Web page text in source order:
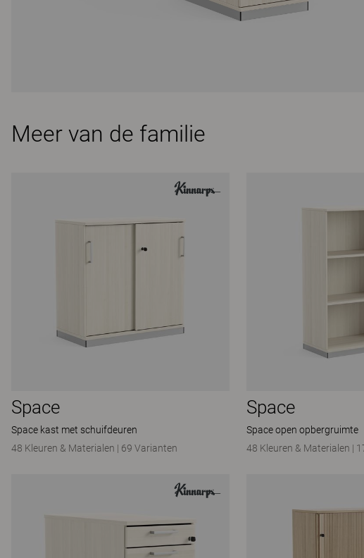
Meer van de familie
Space
Space kast met schuifdeuren
48 Kleuren & Materialen | 69 Varianten
Space
Space open opbergruimte
48 Kleuren & Materialen |